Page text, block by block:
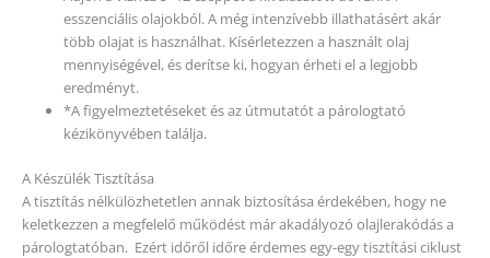
esszenciális olajokból. A még intenzívebb illathatásért akár
több olajat is használhat. Kísérletezzen a használt olaj
mennyiségével, és derítse ki, hogyan érheti el a legjobb
eredményt.
*A figyelmeztetéseket és az útmutatót a párologtató
kézikönyvében találja.
A Készülék Tisztítása
A tisztítás nélkülözhetetlen annak biztosítása érdekében, hogy ne
keletkezzen a megfelelő működést már akadályozó olajlerakódás a
párologtatóban. Ezért időről időre érdemes egy-egy tisztítási ciklust